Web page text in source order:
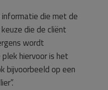
die met de
die de cliënt
wordt
hiervoor is het
bijvoorbeeld op een